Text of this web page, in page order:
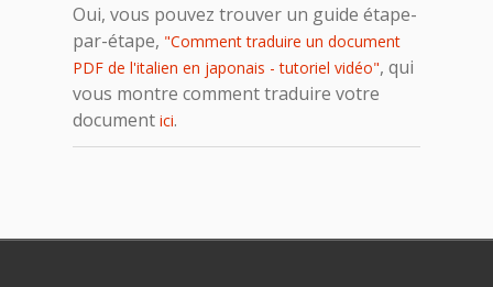
Oui, vous pouvez trouver un guide étape-
par-étape, "Comment traduire un document
PDF de l'italien en japonais - tutoriel vidéo", qui
vous montre comment traduire votre
document ici.